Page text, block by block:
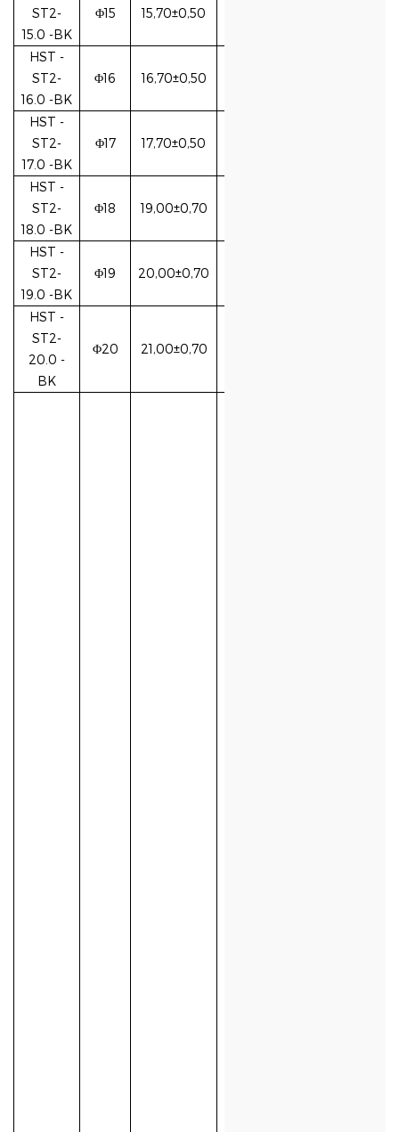
ST2-
15.0 -BK
Φ15 15,70±0,50
HST -
ST2-
16.0 -BK
Φ16 16,70±0,50
HST -
ST2-
17.0 -BK
Φ17 17,70±0,50
HST -
ST2-
18.0 -BK
Φ18 19,00±0,70
HST -
ST2-
19.0 -BK
Φ19 20,00±0,70
HST -
ST2-
20.0 -
BK
Φ20 21,00±0,70